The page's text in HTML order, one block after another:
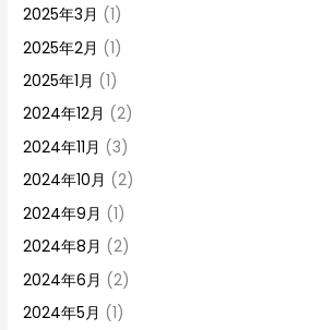
2025年3月 (1)
2025年2月 (1)
2025年1月 (1)
2024年12月 (2)
2024年11月 (3)
2024年10月 (2)
2024年9月 (1)
2024年8月 (2)
2024年6月 (2)
2024年5月 (1)